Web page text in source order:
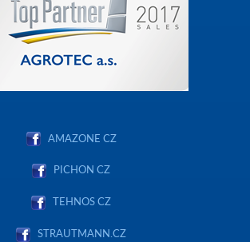
AMAZONE CZ
PICHON CZ
TEHNOS CZ
STRAUTMANN.CZ